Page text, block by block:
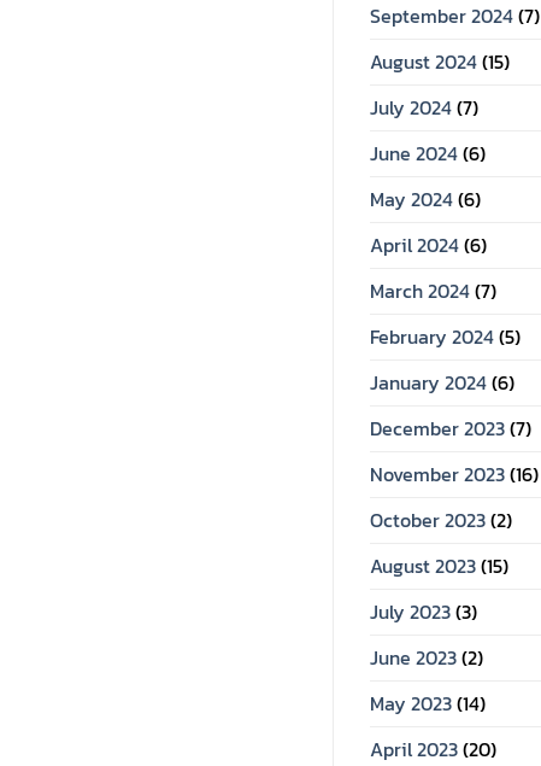
September 2024(7)
August 2024(15)
July 2024(7)
June 2024(6)
May 2024(6)
April 2024(6)
March 2024(7)
February 2024(5)
January 2024(6)
December 2023(7)
November 2023(16)
October 2023(2)
August 2023(15)
July 2023(3)
June 2023(2)
May 2023(14)
April 2023(20)